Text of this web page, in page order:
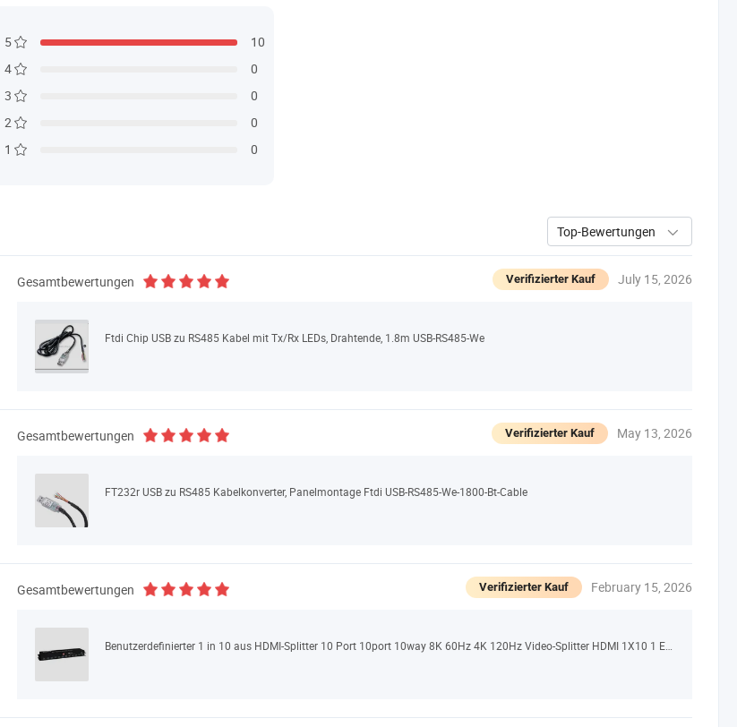
5
10
4
0
3
0
2
0
1
0
Top-Bewertungen
Gesamtbewertungen Verifizierter Kauf July 15, 2026
Ftdi Chip USB zu RS485 Kabel mit Tx/Rx LEDs, Drahtende, 1.8m USB-RS485-We
Gesamtbewertungen Verifizierter Kauf May 13, 2026
FT232r USB zu RS485 Kabelkonverter, Panelmontage Ftdi USB-RS485-We-1800-Bt-Cable
Gesamtbewertungen Verifizierter Kauf February 15, 2026